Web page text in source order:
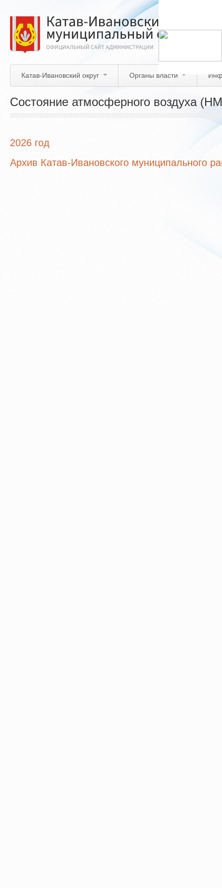
основному
содержанию
Катав-Ивановский округ Органы власти
Состояние атмосферного воздуха
2026 год
Архив Катав-Ивановского муниципального